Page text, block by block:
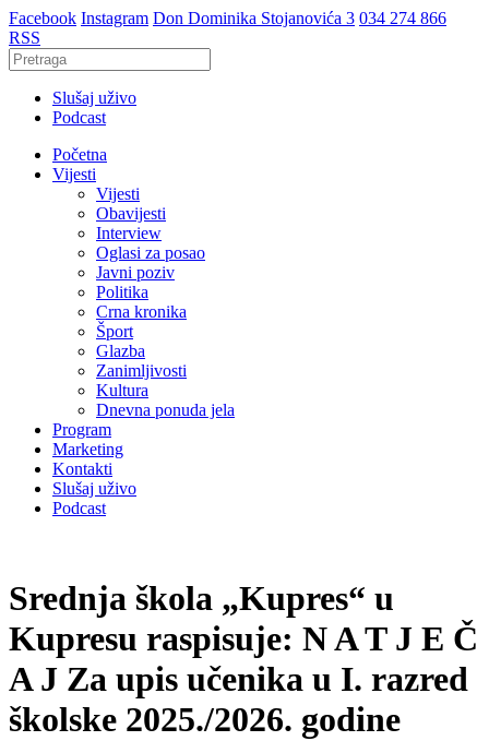
Facebook Instagram Don Dominika Stojanovića 3 034 274 866
RSS
Slušaj uživo
Podcast
Početna
Vijesti
Vijesti
Obavijesti
Interview
Oglasi za posao
Javni poziv
Politika
Crna kronika
Šport
Glazba
Zanimljivosti
Kultura
Dnevna ponuda jela
Program
Marketing
Kontakti
Slušaj uživo
Podcast
Srednja škola „Kupres“ u
Kupresu raspisuje: N A T J E Č
A J Za upis učenika u I. razred
školske 2025./2026. godine